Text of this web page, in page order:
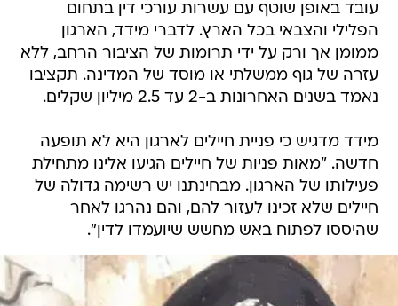
עובד באופן שוטף עם עשרות עורכי דין בתחום
הפלילי והצבאי בכל הארץ. לדברי מידד, הארגון
ממומן אך ורק על ידי תרומות של הציבור הרחב, ללא
עזרה של גוף ממשלתי או מוסד של המדינה. תקציבו
נאמד בשנים האחרונות ב-2 עד 2.5 מיליון שקלים.
מידד מדגיש כי פניית חיילים לארגון היא לא תופעה
חדשה. "מאות פניות של חיילים הגיעו אלינו מתחילת
פעילותו של הארגון. מבחינתנו יש רשימה גדולה של
חיילים שלא זכינו לעזור להם, והם נהרגו לאחר
שהיססו לפתוח באש מחשש שיועמדו לדין".